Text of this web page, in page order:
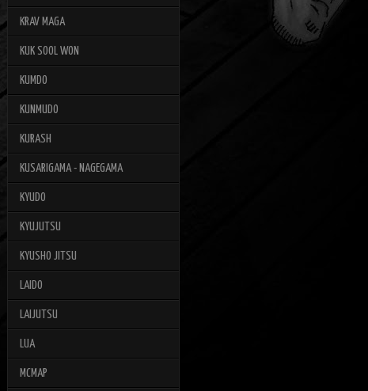
KRAV MAGA
KUK SOOL WON
KUMDO
KUNMUDO
KURASH
KUSARIGAMA - NAGEGAMA
KYUDO
KYUJUTSU
KYUSHO JITSU
LAIDO
LAIJUTSU
LUA
MCMAP